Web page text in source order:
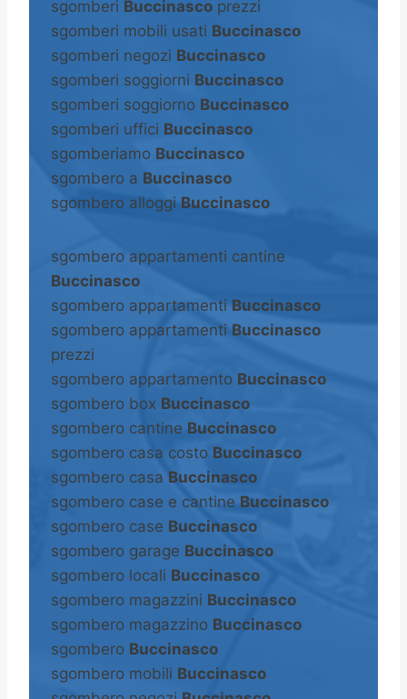
sgomberi Buccinasco prezzi
sgomberi mobili usati Buccinasco
sgomberi negozi Buccinasco
sgomberi soggiorni Buccinasco
sgomberi soggiorno Buccinasco
sgomberi uffici Buccinasco
sgomberiamo Buccinasco
sgombero a Buccinasco
sgombero alloggi Buccinasco
sgombero appartamenti cantine
Buccinasco
sgombero appartamenti Buccinasco
sgombero appartamenti Buccinasco
prezzi
sgombero appartamento Buccinasco
sgombero box Buccinasco
sgombero cantine Buccinasco
sgombero casa costo Buccinasco
sgombero casa Buccinasco
sgombero case e cantine Buccinasco
sgombero case Buccinasco
sgombero garage Buccinasco
sgombero locali Buccinasco
sgombero magazzini Buccinasco
sgombero magazzino Buccinasco
sgombero Buccinasco
sgombero mobili Buccinasco